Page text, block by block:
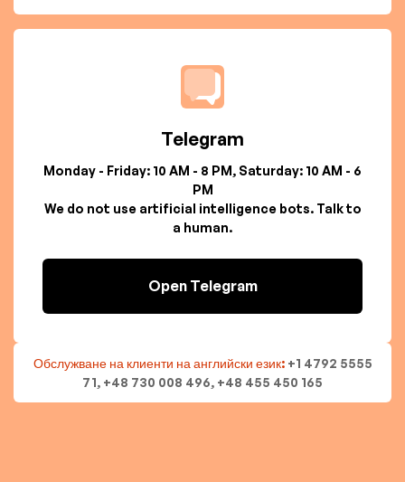
Telegram
Monday - Friday: 10 AM - 8 PM, Saturday: 10 AM - 6
PM
We do not use artificial intelligence bots. Talk to
a human.
Open Telegram
Обслужване на клиенти на английски език: +1 4792 5555
71, +48 730 008 496, +48 455 450 165